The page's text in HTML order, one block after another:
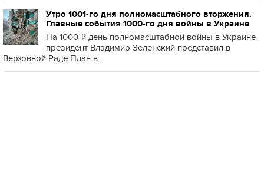
Утро 1001-го дня полномасштабного вторжения.
Главные события 1000-го дня войны в Украине
На 1000-й день полномасштабной войны в Украине
президент Владимир Зеленский представил в
Верховной Раде План в...